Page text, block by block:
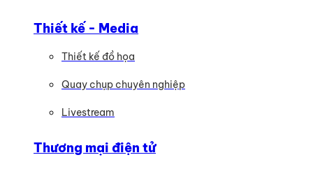
Thiết kế - Media
Thiết kế đồ họa
Quay chụp chuyên nghiệp
Livestream
Thương mại điện tử